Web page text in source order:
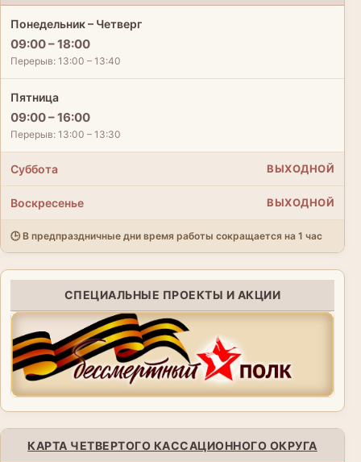
Понедельник – Четверг
09:00 – 18:00
Перерыв: 13:00 – 13:40
Пятница
09:00 – 16:00
Перерыв: 13:00 – 13:30
Суббота ВЫХОДНОЙ
Воскресенье ВЫХОДНОЙ
🕒 В предпраздничные дни время работы сокращается на 1 час
СПЕЦИАЛЬНЫЕ ПРОЕКТЫ И АКЦИИ
КАРТА ЧЕТВЕРТОГО КАССАЦИОННОГО ОКРУГА